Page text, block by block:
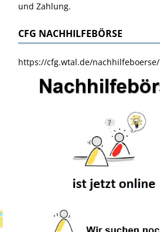
und Zahlung.
CFG NACHHILFEBÖRSE
https://cfg.wtal.de/nachhilfeboerse/